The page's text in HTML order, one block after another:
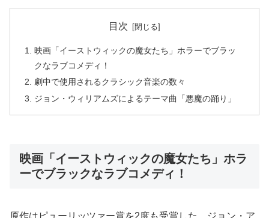
目次
映画「イーストウィックの魔女たち」ホラーでブラッ
クなラブコメディ！
劇中で使用されるクラシック音楽の数々
ジョン・ウィリアムズによるテーマ曲「悪魔の踊り」
映画「イーストウィックの魔女たち」ホラ
ーでブラックなラブコメディ！